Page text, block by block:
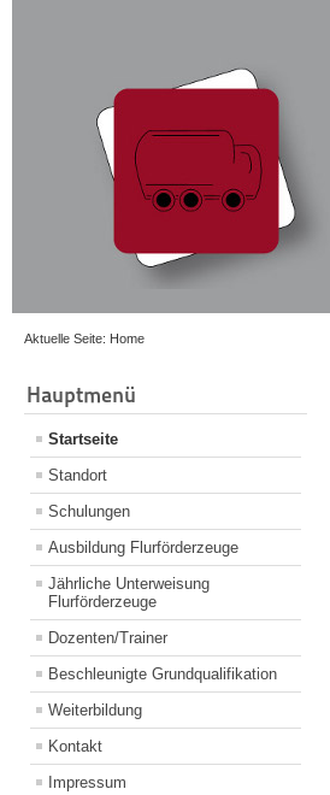
Aktuelle Seite: Home
Hauptmenü
Startseite
Standort
Schulungen
Ausbildung Flurförderzeuge
Jährliche Unterweisung
Flurförderzeuge
Dozenten/Trainer
Beschleunigte Grundqualifikation
Weiterbildung
Kontakt
Impressum